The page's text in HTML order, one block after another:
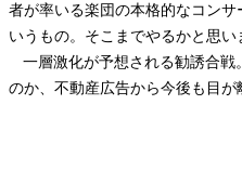
者が率いる楽団の本格的なコン
いうもの。そこまでやるかと思い
一層激化が予想される勧誘合
のか、不動産広告から今後も目が